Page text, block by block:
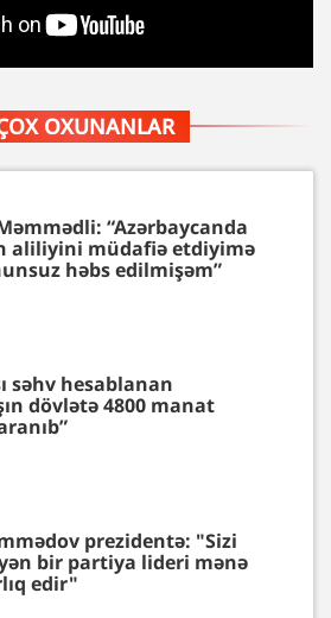
OXUNANLAR
“Azərbaycanda
aliliyini müdafiə etdiyimə
həbs edilmişəm”
səhv hesablanan
dövlətə 4800 manat
prezidentə: "Sizi
bir partiya lideri mənə
edir"